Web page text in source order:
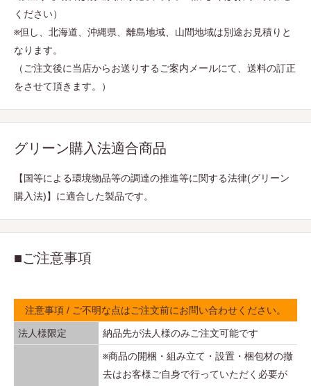
ください）
※但し、北海道、沖縄県、離島地域、山間地域は別途お見積りと
なります。
（ご注文後に当店からお送りするご案内メールにて、送料の訂正
をさせて頂きます。）
グリーン購入法適合商品
【国等による環境物品等の調達の推進等に関する法律(グリーン
購入法)】に適合した製品です。
■ご注意事項
注意事項 / ご不明な点はご注文前にお問い合わせください。
法人様限定 納品先が法人様のみご注文可能です
※商品の開梱・組み立て・設置・梱包材の撤
去はお客様ご自身で行っていただく必要が